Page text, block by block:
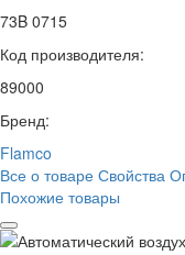
73B 0715
Код производителя:
89000
Бренд:
Flamco
Все о товаре Свойства
Похожие товары